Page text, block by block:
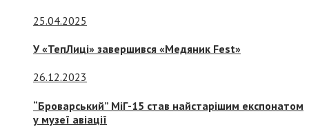
25.04.2025
У «ТепЛиці» завершився «Медяник Fest»
26.12.2023
“Броварський” МіГ-15 став найстарішим експонатом
у музеї авіації